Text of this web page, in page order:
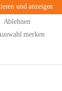
und anzeigen
Ablehnen
merken